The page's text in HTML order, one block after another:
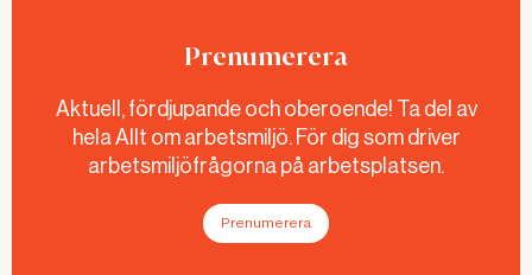
Prenumerera
Aktuell, fördjupande och oberoende! Ta del av
hela Allt om arbetsmiljö. För dig som driver
arbetsmiljöfrågorna på arbetsplatsen.
Prenumerera